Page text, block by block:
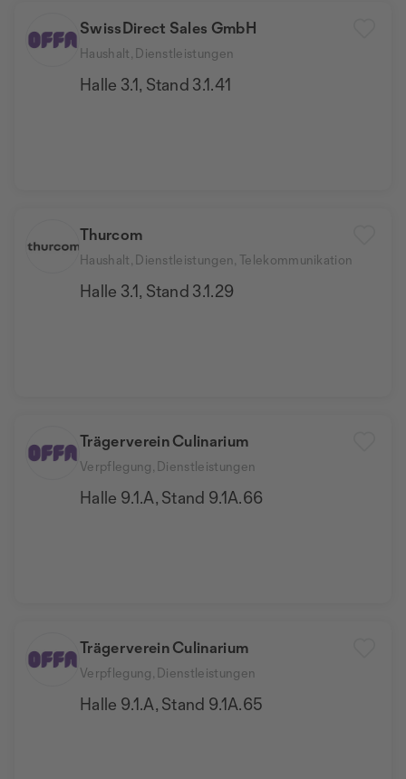
SwissDirect Sales GmbH
Haushalt, Dienstleistungen
Halle 3.1, Stand 3.1.41
Thurcom
Haushalt, Dienstleistungen, Telekommunikation
Halle 3.1, Stand 3.1.29
Trägerverein Culinarium
Verpflegung, Dienstleistungen
Halle 9.1.A, Stand 9.1A.66
Trägerverein Culinarium
Verpflegung, Dienstleistungen
Halle 9.1.A, Stand 9.1A.65